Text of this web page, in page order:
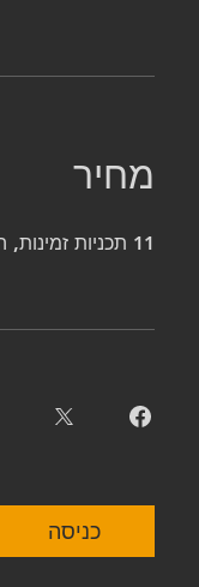
מחיר
11 תכניות זמינות, המחירים משתנים
כניסה